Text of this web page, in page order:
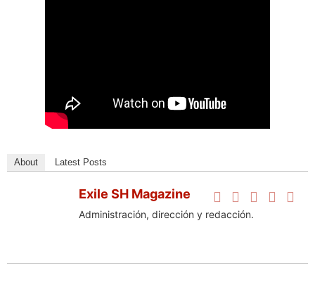
About Latest Posts
Exile SH Magazine
Administración, dirección y redacción.